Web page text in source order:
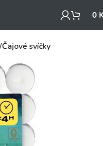
0
Čajové svíčky